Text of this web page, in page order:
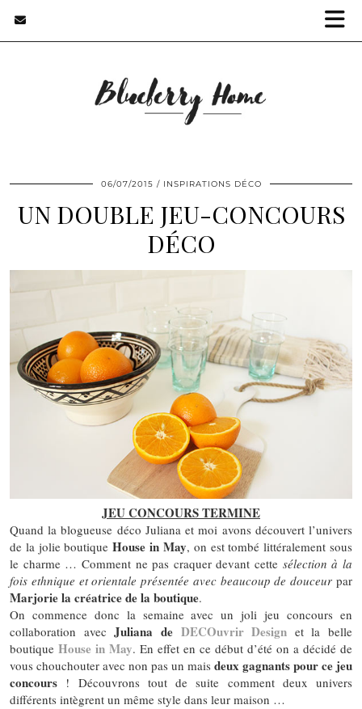
06/07/2015 INSPIRATIONS DÉCO
UN DOUBLE JEU-CONCOURS
DÉCO
JEU CONCOURS TERMINE
Quand la blogueuse déco Juliana et moi avons découvert l’univers
de la jolie boutiqueHouse in May, on est tombé littéralement sous
le charme … Comment ne pas craquer devant cette sélection à la
fois ethnique et orientale présentée avec beaucoup de douceur par
Marjorie la créatrice de la boutique.
On commence donc la semaine avec un joli jeu concours en
collaboration avecJuliana de DECOuvrir Design et la belle
boutique House in May. En effet en ce début d’été on a décidé de
vous chouchouter avec non pas un mais deux gagnants pour ce jeu
concours ! Découvrons tout de suite comment deux univers
différents intègrent un même style dans leur maison …